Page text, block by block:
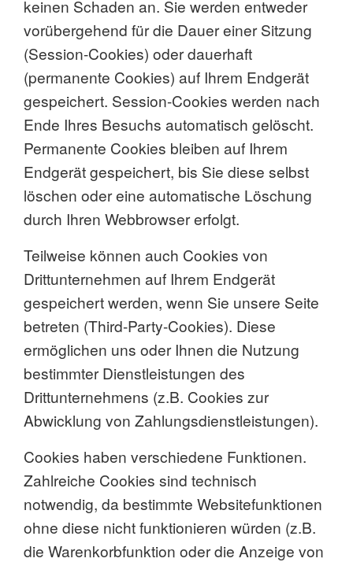
keinen Schaden an. Sie werden entweder
vorübergehend für die Dauer einer Sitzung
(Session-Cookies) oder dauerhaft
(permanente Cookies) auf Ihrem Endgerät
gespeichert. Session-Cookies werden nach
Ende Ihres Besuchs automatisch gelöscht.
Permanente Cookies bleiben auf Ihrem
Endgerät gespeichert, bis Sie diese selbst
löschen oder eine automatische Löschung
durch Ihren Webbrowser erfolgt.
Teilweise können auch Cookies von
Drittunternehmen auf Ihrem Endgerät
gespeichert werden, wenn Sie unsere Seite
betreten (Third-Party-Cookies). Diese
ermöglichen uns oder Ihnen die Nutzung
bestimmter Dienstleistungen des
Drittunternehmens (z.B. Cookies zur
Abwicklung von Zahlungsdienstleistungen).
Cookies haben verschiedene Funktionen.
Zahlreiche Cookies sind technisch
notwendig, da bestimmte Websitefunktionen
ohne diese nicht funktionieren würden (z.B.
die Warenkorbfunktion oder die Anzeige von